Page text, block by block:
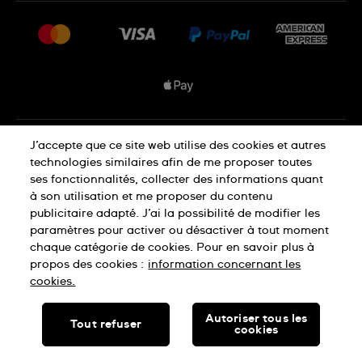
Conditions De Vente
Nous rejoindre
Déclaration de confidentialité
Déclaration concernant les cookies
Conditions d'utilisation
SWISS MADE
J’accepte que ce site web utilise des cookies et autres
technologies similaires afin de me proposer toutes
ses fonctionnalités, collecter des informations quant
à son utilisation et me proposer du contenu
publicitaire adapté. J’ai la possibilité de modifier les
paramètres pour activer ou désactiver à tout moment
chaque catégorie de cookies. Pour en savoir plus à
propos des cookies : information concernant les
cookies.
Tout refuser
Autoriser tous les
cookies